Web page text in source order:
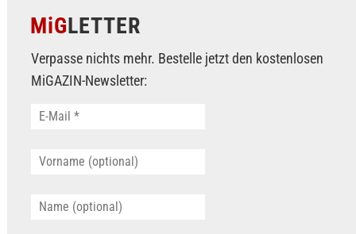
MiGLETTER
Verpasse nichts mehr. Bestelle jetzt den kostenlosen
MiGAZIN-Newsletter: